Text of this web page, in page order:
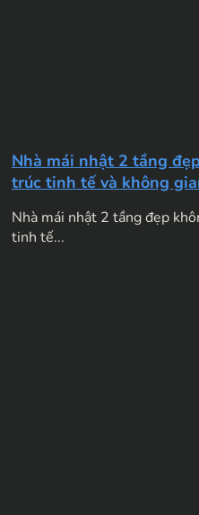
Nhà mái nhật 2 tầng
trúc tinh tế và không
Nhà mái nhật 2 tầng đẹp
tinh tế...